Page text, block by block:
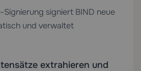
signiert BIND neue
und verwaltet
extrahieren und